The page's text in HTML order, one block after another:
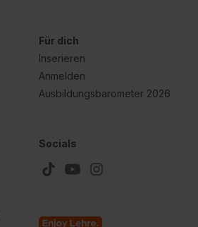
Für dich
Inserieren
Anmelden
Ausbildungsbarometer 2026
Socials